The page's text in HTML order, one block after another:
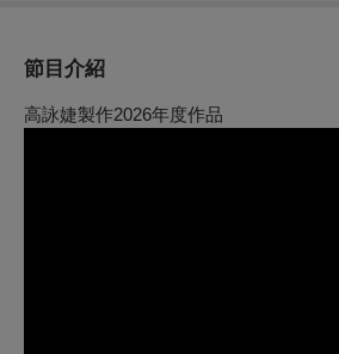
節目介紹
高詠婕製作2026年度作品